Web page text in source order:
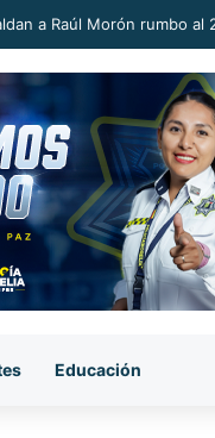
a 12 pesos.
Educación